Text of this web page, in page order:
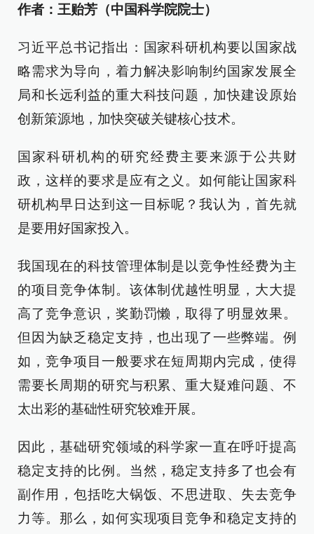
作者：王贻芳（中国科学院院士）
习近平总书记指出：国家科研机构要以国家战
略需求为导向，着力解决影响制约国家发展全
局和长远利益的重大科技问题，加快建设原始
创新策源地，加快突破关键核心技术。
国家科研机构的研究经费主要来源于公共财
政，这样的要求是应有之义。如何能让国家科
研机构早日达到这一目标呢？我认为，首先就
是要用好国家投入。
我国现在的科技管理体制是以竞争性经费为主
的项目竞争体制。该体制优越性明显，大大提
高了竞争意识，奖勤罚懒，取得了明显效果。
但因为缺乏稳定支持，也出现了一些弊端。例
如，竞争项目一般要求在短周期内完成，使得
需要长周期的研究与积累、重大疑难问题、不
太出彩的基础性研究较难开展。
因此，基础研究领域的科学家一直在呼吁提高
稳定支持的比例。当然，稳定支持多了也会有
副作用，包括吃大锅饭、不思进取、失去竞争
力等。那么，如何实现项目竞争和稳定支持的